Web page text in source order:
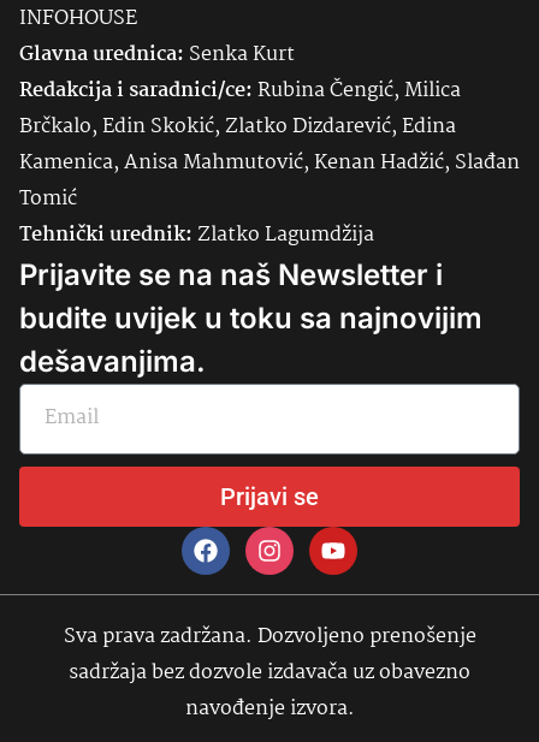
INFOHOUSE
Glavna urednica: SenkaKurt
Redakcija i saradnici/ce:Rubina Čengić, Milica
Brčkalo, Edin Skokić, Zlatko Dizdarević, Edina
Kamenica, Anisa Mahmutović, Kenan Hadžić, Slađan
Tomić
Tehnički urednik:Zlatko Lagumdžija
Prijavite se na naš Newsletter i
budite uvijek u toku sa najnovijim
dešavanjima.
Prijavi se
Sva prava zadržana. Dozvoljeno prenošenje
sadržaja bez dozvole izdavača uz obavezno
navođenje izvora.